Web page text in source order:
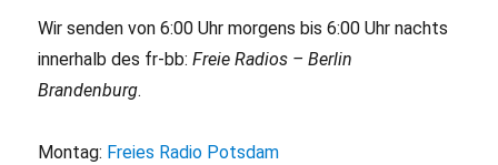
Wir senden von 6:00 Uhr morgens bis 6:00 Uhr nachts
innerhalb des fr-bb:Freie Radios – Berlin
Brandenburg.
Montag: Freies Radio Potsdam